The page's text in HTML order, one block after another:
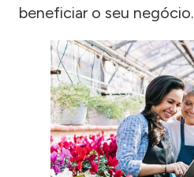
beneficiar o seu negócio.